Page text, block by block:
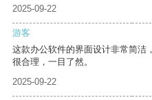
2025-09-22
游客
这款办公软件的界面设计非常简洁
很合理，一目了然。
2025-09-22